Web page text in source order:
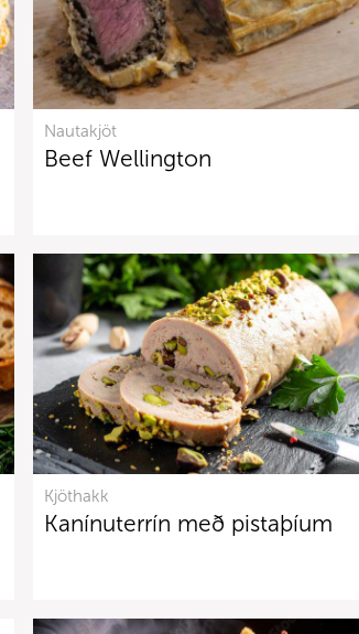
Nautakjöt
Beef Wellington
Kjöthakk
Kanínuterrín með pistaþíum